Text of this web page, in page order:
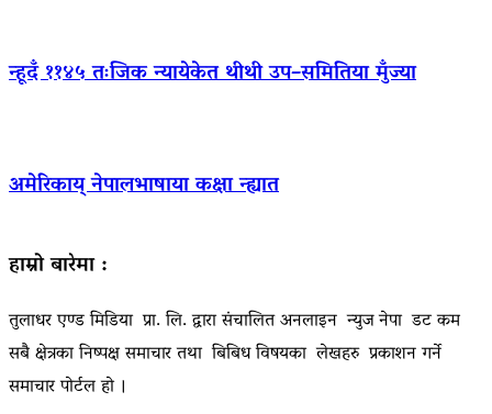
न्हूदँ ११४५ तःजिक न्यायेकेत थीथी उप–समितिया मुँज्या
अमेरिकाय् नेपालभाषाया कक्षा न्ह्यात
हाम्रो बारेमा :
तुलाधर एण्ड मिडिया प्रा. लि. द्वारा संचालित अनलाइन न्युज नेपा डट कम
सबै क्षेत्रका निष्पक्ष समाचार तथा बिबिध विषयका लेखहरु प्रकाशन गर्ने
समाचार पोर्टल हो ।